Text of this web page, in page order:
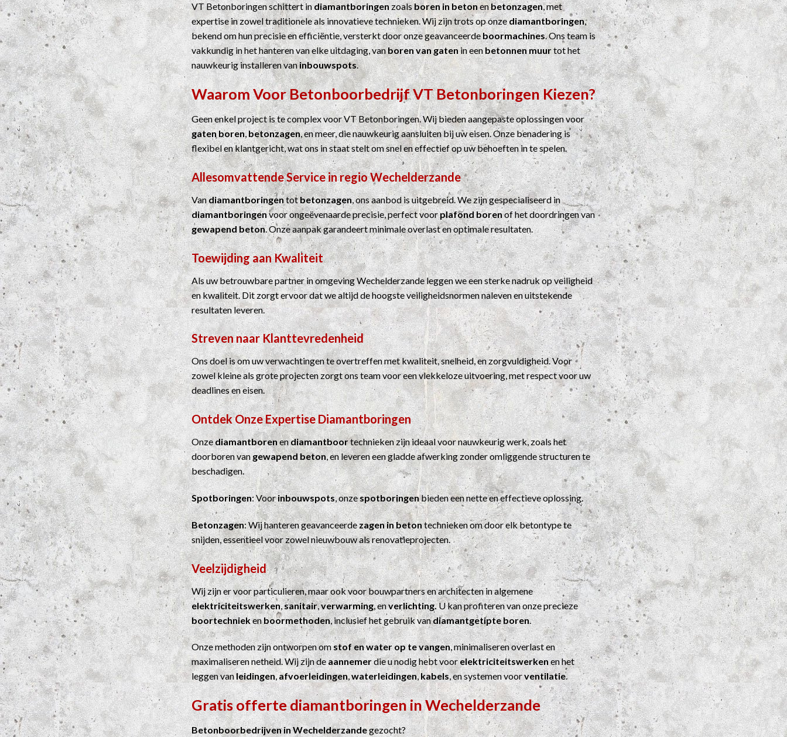
VT Betonboringen schittert indiamantboringenzoalsboren in betonenbetonzagen, met
expertise in zowel traditionele als innovatieve technieken. Wij zijn trots op onzediamantboringen,
bekend om hun precisie en efficiëntie, versterkt door onze geavanceerdeboormachines. Ons team is
vakkundig in het hanteren van elke uitdaging, vanboren van gatenin eenbetonnen muurtot het
nauwkeurig installeren vaninbouwspots.
Waarom VoorBetonboorbedrijfVT Betonboringen Kiezen?
Geen enkel project is te complex voor VT Betonboringen. Wij bieden aangepaste oplossingen voor
gaten boren,betonzagen, en meer, die nauwkeurig aansluiten bij uw eisen. Onze benadering is
flexibel en klantgericht, wat ons in staat stelt om snel en effectief op uw behoeften in te spelen.
Allesomvattende Service in regio Wechelderzande
Vandiamantboringentotbetonzagen, ons aanbod is uitgebreid. We zijn gespecialiseerd in
diamantboringenvoor ongeëvenaarde precisie, perfect voorplafond borenof het doordringen van
gewapend beton. Onze aanpak garandeert minimale overlast en optimale resultaten.
Toewijding aan Kwaliteit
Als uw betrouwbare partner in omgeving Wechelderzande leggen we een sterke nadruk op veiligheid
en kwaliteit. Dit zorgt ervoor dat we altijd de hoogste veiligheidsnormen naleven en uitstekende
resultaten leveren.
Streven naar Klanttevredenheid
Ons doel is om uw verwachtingen te overtreffen met kwaliteit, snelheid, en zorgvuldigheid. Voor
zowel kleine als grote projecten zorgt ons team voor een vlekkeloze uitvoering, met respect voor uw
deadlines en eisen.
Ontdek Onze ExpertiseDiamantboringen
Onzediamantborenendiamantboortechnieken zijn ideaal voor nauwkeurig werk, zoals het
doorboren vangewapend beton, en leveren een gladde afwerking zonder omliggende structuren te
beschadigen.
Spotboringen: Voorinbouwspots, onzespotboringenbieden een nette en effectieve oplossing.
Betonzagen: Wij hanteren geavanceerdezagen in betontechnieken om door elk betontype te
snijden, essentieel voor zowel nieuwbouw als renovatieprojecten.
Veelzijdigheid
Wij zijn er voor particulieren, maar ook voor bouwpartners en architecten in algemene
elektriciteitswerken,sanitair,verwarming, enverlichting.U kan profiteren van onze precieze
boortechniekenboormethoden, inclusief het gebruik vandiamantgetipte boren.
Onze methoden zijn ontworpen om stof en water op te vangen, minimaliseren overlast en
maximaliseren netheid. Wij zijn deaannemerdie u nodig hebt voorelektriciteitswerkenen het
leggen vanleidingen,afvoerleidingen,waterleidingen,kabels, en systemen voorventilatie.
Gratis offerte diamantboringen in Wechelderzande
Betonboorbedrijven in Wechelderzandegezocht?